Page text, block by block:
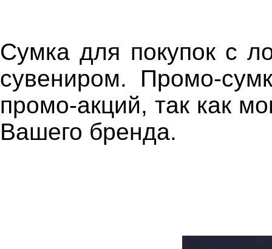
Сумка для покупок с
сувениром. Промо-
промо-акций, так как
Вашего бренда.